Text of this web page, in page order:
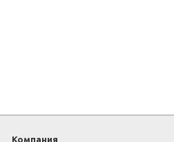
Компания